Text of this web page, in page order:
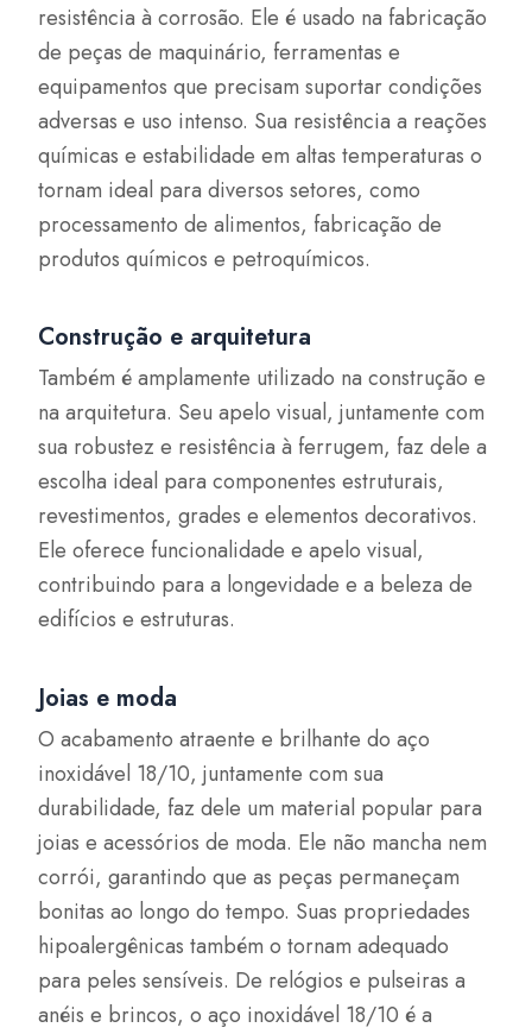
resistência à corrosão. Ele é usado na fabricação
de peças de maquinário, ferramentas e
equipamentos que precisam suportar condições
adversas e uso intenso. Sua resistência a reações
químicas e estabilidade em altas temperaturas o
tornam ideal para diversos setores, como
processamento de alimentos, fabricação de
produtos químicos e petroquímicos.
Construção e arquitetura
Também é amplamente utilizado na construção e
na arquitetura. Seu apelo visual, juntamente com
sua robustez e resistência à ferrugem, faz dele a
escolha ideal para componentes estruturais,
revestimentos, grades e elementos decorativos.
Ele oferece funcionalidade e apelo visual,
contribuindo para a longevidade e a beleza de
edifícios e estruturas.
Joias e moda
O acabamento atraente e brilhante do aço
inoxidável 18/10, juntamente com sua
durabilidade, faz dele um material popular para
joias e acessórios de moda. Ele não mancha nem
corrói, garantindo que as peças permaneçam
bonitas ao longo do tempo. Suas propriedades
hipoalergênicas também o tornam adequado
para peles sensíveis. De relógios e pulseiras a
anéis e brincos, o aço inoxidável 18/10 é a